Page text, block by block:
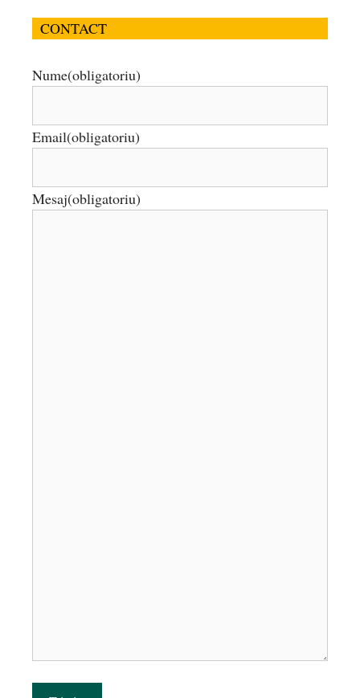
CONTACT
Nume(obligatoriu)
Email(obligatoriu)
Mesaj(obligatoriu)